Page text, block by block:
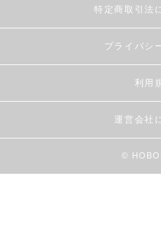
特定商取引法
プライバシ
利用
運営会社
©